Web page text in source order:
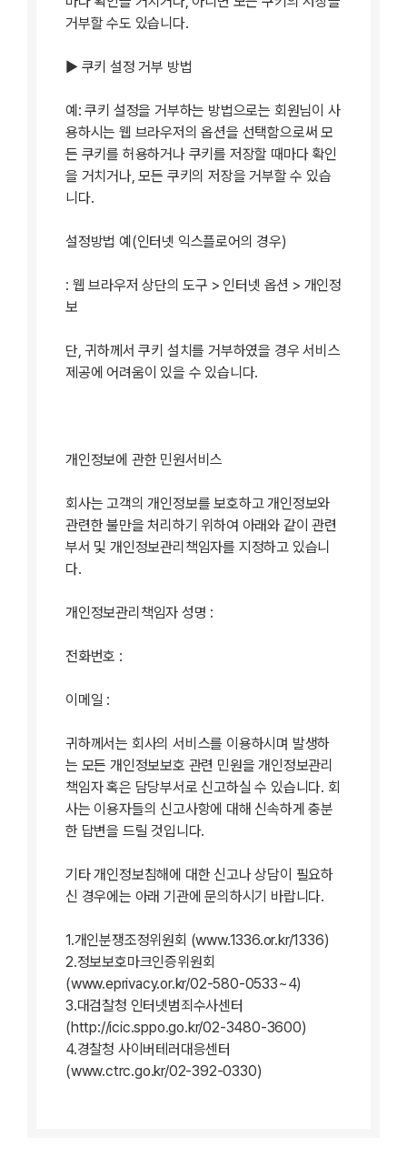
거부할 수도 있습니다.
▶ 쿠키 설정 거부 방법
예: 쿠키 설정을 거부하는 방법으로는 회원님이 사
용하시는 웹 브라우저의 옵션을 선택함으로써 모
든 쿠키를 허용하거나 쿠키를 저장할 때마다 확인
을 거치거나, 모든 쿠키의 저장을 거부할 수 있습
니다.
설정방법 예(인터넷 익스플로어의 경우)
: 웹 브라우저 상단의 도구 > 인터넷 옵션 > 개인정
보
단, 귀하께서 쿠키 설치를 거부하였을 경우 서비스
제공에 어려움이 있을 수 있습니다.
개인정보에 관한 민원서비스
회사는 고객의 개인정보를 보호하고 개인정보와
관련한 불만을 처리하기 위하여 아래와 같이 관련
부서 및 개인정보관리책임자를 지정하고 있습니
다.
개인정보관리책임자 성명 :
전화번호 :
이메일 :
귀하께서는 회사의 서비스를 이용하시며 발생하
는 모든 개인정보보호 관련 민원을 개인정보관리
책임자 혹은 담당부서로 신고하실 수 있습니다. 회
사는 이용자들의 신고사항에 대해 신속하게 충분
한 답변을 드릴 것입니다.
기타 개인정보침해에 대한 신고나 상담이 필요하
신 경우에는 아래 기관에 문의하시기 바랍니다.
1.개인분쟁조정위원회 (www.1336.or.kr/1336)
2.정보보호마크인증위원회
(www.eprivacy.or.kr/02-580-0533~4)
3.대검찰청 인터넷범죄수사센터
(http://icic.sppo.go.kr/02-3480-3600)
4.경찰청 사이버테러대응센터
(www.ctrc.go.kr/02-392-0330)